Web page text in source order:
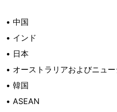
• 中国
• インド
• 日本
• オーストラリアおよびニュ
• 韓国
• ASEAN